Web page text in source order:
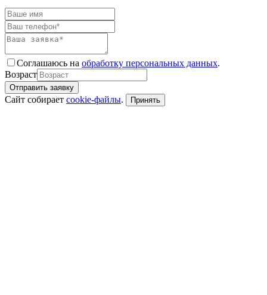
Соглашаюсь на обработку персональных данных.
Возраст
Сайт собирает сookie-файлы. Принять